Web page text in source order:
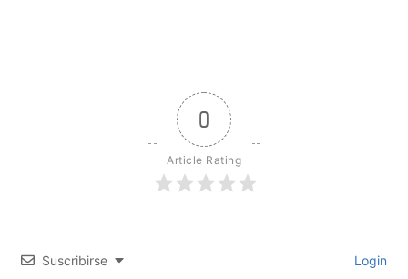
0
Article Rating
Suscribirse Login